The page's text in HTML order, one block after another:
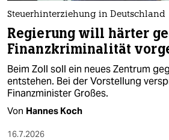
Steuerhinterziehung in Deutschland
Regierung will härter
Finanzkriminalität
Beim Zoll soll ein neues Zentrum
entstehen. Bei der Vorstellung
Finanzminister Großes.
Von Hannes Koch
16.7.2026